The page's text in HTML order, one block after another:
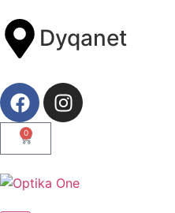
Dyqanet
0